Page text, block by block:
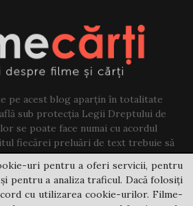
pe acest blog aparțin în totalitate
sub protecția Legii Dreptului de
se poate face numai cu acordul
fiecărei preluări de text trebuie să
link către acest blog.
us:jovi@filme-carti.ro
uri pentru a oferi servicii, pentru
pentru a analiza traficul. Dacă folosiți
cu utilizarea cookie-urilor. Filme-